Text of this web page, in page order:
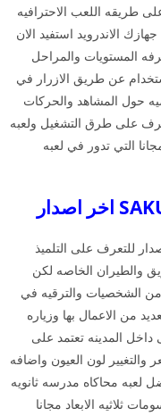
طريقه اللعب الاحترافيه
الاندرويد استفيد الان
المستويات والمراحل
عن طريق الازرار في
حول المشاهد والحركات
على طرق التشغيل ولعبه
التي تدور في لعبه
للتعرف على التلميذ
والطيران الخاصه لكن
من الشخصيات والترقيه في
من الاعمال بها وزياره
المدينه تعتمد على
والتغيير لون العيون واضافه
لعبه محاكاه مدرسه ثانويه
ثلاثيه الابعاد مجانا